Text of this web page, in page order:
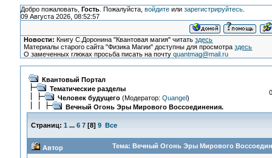
Добро пожаловать, Гость. Пожалуйста, войдитеили зарегистрируйтесь.
09 Августа 2026, 08:52:57
Новости: Книгу С.Доронина "Квантовая магия" читатьздесь
Материалы старого сайта "Физика Магии" доступны для просмотраздесь
О замеченных глюках просьба писать на почтуquantmag@mail.ru
Квантовый Портал
Тематические разделы
Человек будущего(Модератор: Quangel)
Вечный Огонь Эры Мирового Воссоединения.
Страниц: 1 ... 6 7[8] 9 Все
Автор Тема: Вечный Огонь Эры Мирового